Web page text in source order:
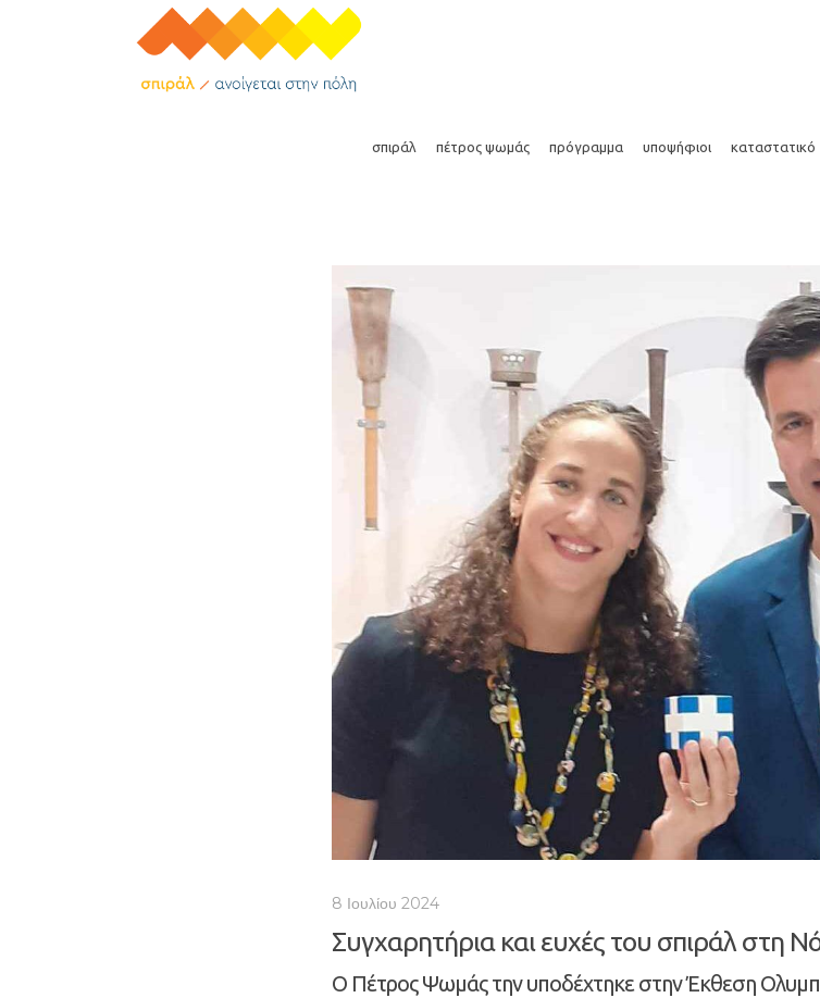
σπιράλ πέτρος ψωμάς πρόγραμμα υποψήφιοι καταστατικό
8 Ιουλίου 2024
Συγχαρητήρια και ευχές του σπιράλ στη
Ο Πέτρος Ψωμάς την υποδέχτηκε στην Έκθεση